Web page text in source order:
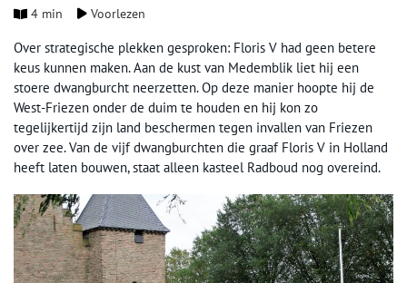
4 min Voorlezen
Over strategische plekken gesproken: Floris V had geen betere
keus kunnen maken. Aan de kust van Medemblik liet hij een
stoere dwangburcht neerzetten. Op deze manier hoopte hij de
West-Friezen onder de duim te houden en hij kon zo
tegelijkertijd zijn land beschermen tegen invallen van Friezen
over zee. Van de vijf dwangburchten die graaf Floris V in Holland
heeft laten bouwen, staat alleen kasteel Radboud nog overeind.